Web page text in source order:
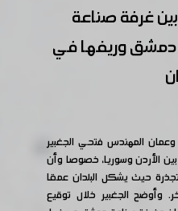
غرفة صناعة
وريفها في
المهندس فتحي الجغبير
بين الأردن وسوريا، خصوصا وأن
حيث يشكل البلدان عمقا
وأوضح الجغبير خلال توقيع